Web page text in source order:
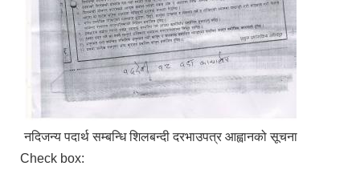
नदिजन्य पदार्थ सम्बन्धि शिलबन्दी दरभाउपत्र आह्वानको सूचना
Check box: